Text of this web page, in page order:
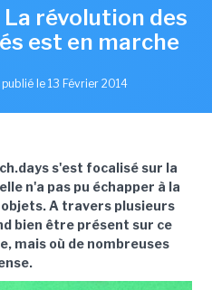
La révolution des
est en marche
publié le 13 Février 2014
s'est focalisé sur la
n'a pas pu échapper à la
A travers plusieurs
bien être présent sur ce
mais où de nombreuses